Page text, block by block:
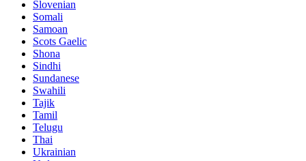
Slovenian
Somali
Samoan
Scots Gaelic
Shona
Sindhi
Sundanese
Swahili
Tajik
Tamil
Telugu
Thai
Ukrainian